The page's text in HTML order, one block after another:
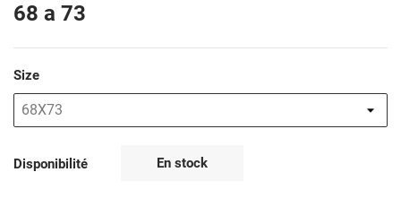
68 a 73
Size
Disponibilité En stock